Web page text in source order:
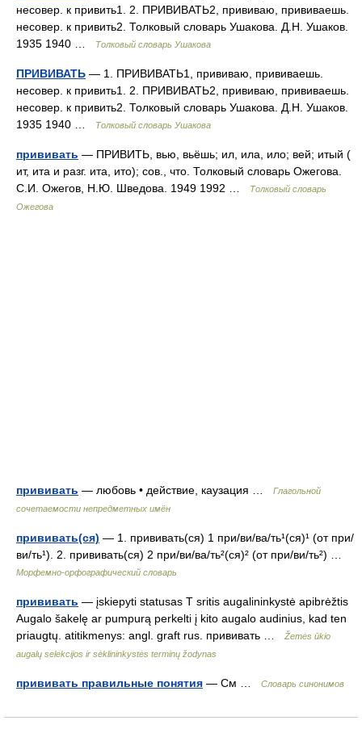
несовер. к привить1. 2. ПРИВИВАТЬ2, прививаю, прививаешь.
несовер. к привить2. Толковый словарь Ушакова. Д.Н. Ушаков.
1935 1940 …
Толковый словарь Ушакова
ПРИВИВАТЬ — 1. ПРИВИВАТЬ1, прививаю, прививаешь.
несовер. к привить1. 2. ПРИВИВАТЬ2, прививаю, прививаешь.
несовер. к привить2. Толковый словарь Ушакова. Д.Н. Ушаков.
1935 1940 …
Толковый словарь Ушакова
прививать — ПРИВИТЬ, вью, вьёшь; ил, ила, ило; вей; итый (
ит, ита и разг. ита, ито); сов., что. Толковый словарь Ожегова.
С.И. Ожегов, Н.Ю. Шведова. 1949 1992 …
Толковый словарь
Ожегова
прививать — любовь • действие, каузация …
Глагольной
сочетаемости непредметных имён
прививать(ся) — 1. прививать(ся) 1 при/ви/ва/ть¹(ся)¹ (от при/
ви/ть¹). 2. прививать(ся) 2 при/ви/ва/ть²(ся)² (от при/ви/ть²) …
Морфемно-орфографический словарь
прививать — įskiepyti statusas T sritis augalininkystė apibrėžtis
Augalo šakelę ar pumpurą perkelti į kito augalo audinius, kad ten
priaugtų. atitikmenys: angl. graft rus. прививать …
Žemės ūkio
augalų selekcijos ir sėklininkystės terminų žodynas
прививать правильные понятия — См … Словарь синонимов